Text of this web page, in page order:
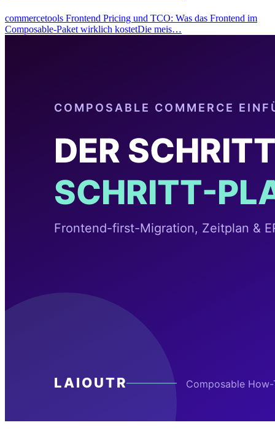
commercetools Frontend Pricing und TCO: Was das Frontend im
Composable-Paket wirklich kostetDie meis…